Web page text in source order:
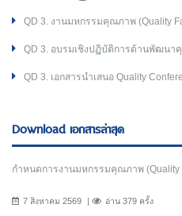
QD 3. งานมหกรรมคุณภาพ (Quality
QD 3. อบรมเชิงปฏิบัติการด้านพัฒนา
QD 3. เอกสารนำเสนอ Quality
Download เอกสารล่าสุด
กำหนดการงานมหกรรมคุณภาพ (Quality
7 สิงหาคม 2569 อ่าน 379 ครั้ง